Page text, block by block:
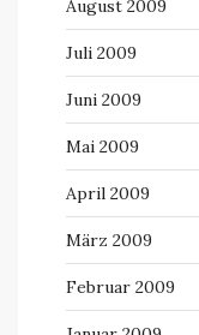
August 2009
Juli 2009
Juni 2009
Mai 2009
April 2009
März 2009
Februar 2009